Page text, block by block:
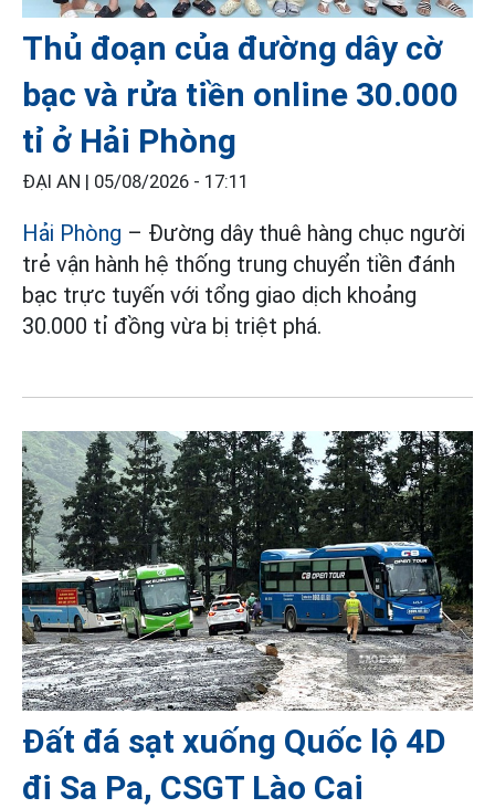
Thủ đoạn của đường dây cờ
bạc và rửa tiền online 30.000
tỉ ở Hải Phòng
ĐẠI AN | 05/08/2026 - 17:11
Hải Phòng – Đường dây thuê hàng chục người
trẻ vận hành hệ thống trung chuyển tiền đánh
bạc trực tuyến với tổng giao dịch khoảng
30.000 tỉ đồng vừa bị triệt phá.
Đất đá sạt xuống Quốc lộ 4D
đi Sa Pa, CSGT Lào Cai